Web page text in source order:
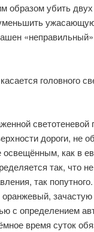
образом убить
головного
светотеневой
дороги, не
как в
так, что
так
оранжевый,
с определением
время суток